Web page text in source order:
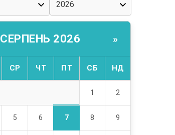
СЕРПЕНЬ 2026 »
СР ЧТ ПТ СБ НД
1 2
5 6 7 8 9